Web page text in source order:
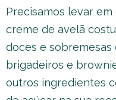
Precisamos levar
creme de avelã
doces e
brigadeiros e
outros ingredientes